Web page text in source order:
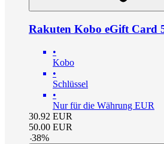
Rakuten Kobo eGift Card
•
Kobo
•
Schlüssel
•
Nur für die Währung EUR
30.92 EUR
50.00 EUR
-38%